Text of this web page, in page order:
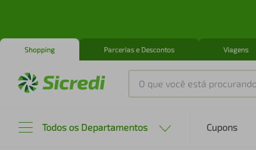
Shopping Parcerias e Descontos Viagens
O que você está procurando?
Todos os Departamentos Cupons